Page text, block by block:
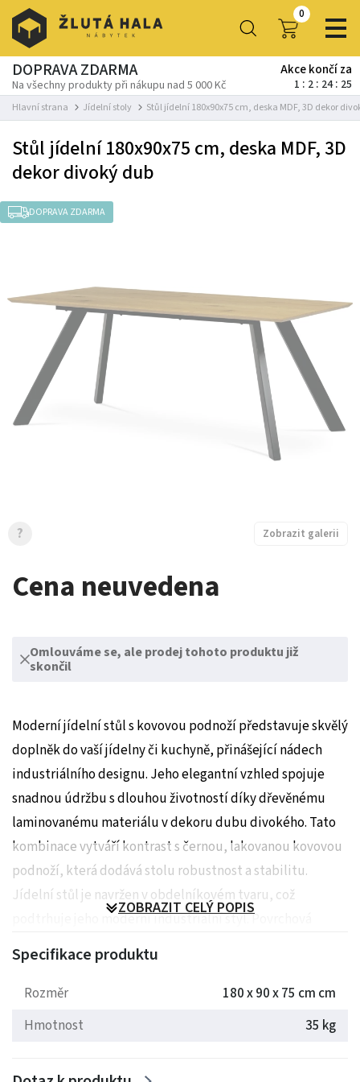
0
DOPRAVA ZDARMA
Na všechny produkty při nákupu nad 5 000 Kč
Akce končí za
1 2 24 23
Hlavní strana Jídelní stoly Stůl jídelní 180x90x75 cm, deska MDF, 3D dekor
Cena neuvedena
Omlouváme se, ale prodej tohoto produktu již
skončil
Stůl jídelní 180x90x75 cm, deska MDF, 3D
dekor divoký dub
DOPRAVA ZDARMA
Zobrazit galerii
?
Moderní jídelní stůl s kovovou podnoží představuje skvělý
doplněk do vaší jídelny či kuchyně, přinášející nádech
industriálního designu. Jeho elegantní vzhled spojuje
snadnou údržbu s dlouhou životností díky dřevěnému
laminovanému materiálu v dekoru dubu divokého. Tato
kombinace vytváří kontrast s černou, lakovanou kovovou
podnoží, která dodává stolu robustnost a stabilitu.
Jídelní stůl je navržen v obdelníkovém tvaru, což
podtrhuje jeho moderní industriální styl. Povrchová
úprava nohou a podstavce je matná, což dodává stolu
sofistikovaný vzhled. Stůl se snadno integruje do různých
prostorů, ať už jde o kuchyni nebo jídelnu. Výrobek je
dodáván v demontovaném stavu, což usnadňuje jeho
ZOBRAZIT CELÝ POPIS
Specifikace produktu
Rozměr
180 x 90 x 75 cm cm
Hmotnost
35 kg